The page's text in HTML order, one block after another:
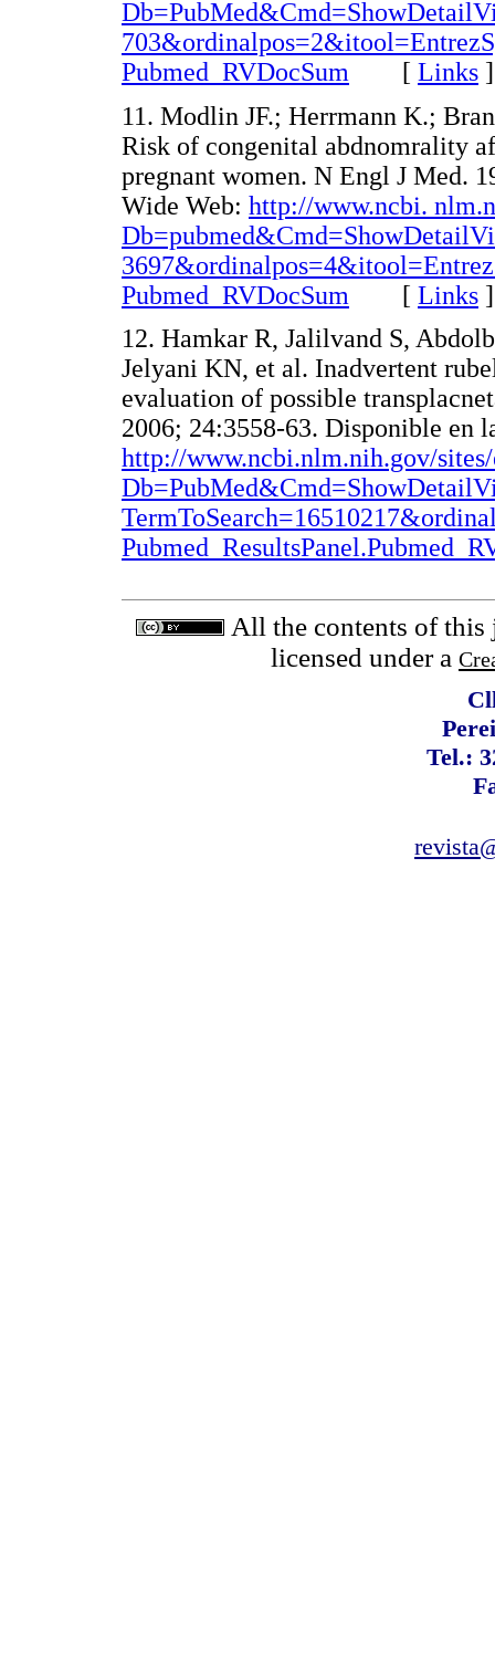
Pubmed_RVDocSum [ Links ]
11. Modlin JF.; Herrmann K.;
Risk of congenital abdnomrality
pregnant women. N Engl J Med.
Wide Web: http://www.ncbi.
Pubmed_RVDocSum [ Links ]
12. Hamkar R, Jalilvand S,
Jelyani KN, et al. Inadvertent
evaluation of possible
2006; 24:3558-63. Disponible en
http://www.ncbi.nlm.nih.gov/
All the contents of this
licensed under a
Tel.: